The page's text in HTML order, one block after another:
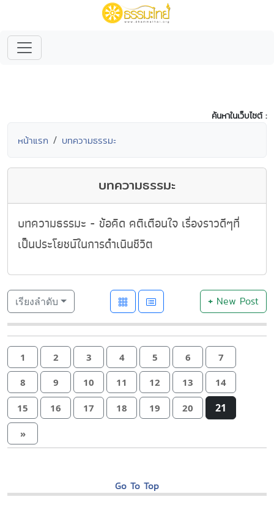
ค้นหาในเว็บไซต์ :
หน้าแรก บทความธรรมะ
บทความธรรมะ
บทความธรรมะ - ข้อคิด คติเตือนใจ เรื่องราวดีๆที่
เป็นประโยชน์ในการดำเนินชีวิต
เรียงลำดับ +New Post
1 2 3 4 5 6 7
8 9 10 11 12 13 14
15 16 17 18 19 20 21
»
Go To Top